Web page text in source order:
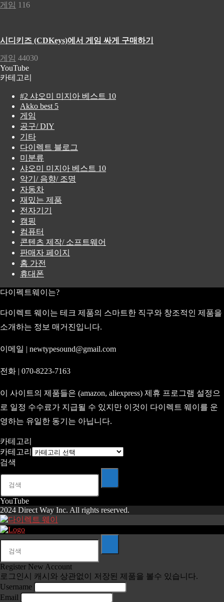
게임 116
시디키즈 (CDKeys)에서 게임 싸게 구매하기
게임 44030
YouTube
카테고리
#2 샤오미 미지아 베스트 10
Akko best 5
게임
공구/ DIY
기타
다이렉트 블로그
미분류
샤오미 미지아 베스트 10
악기/ 음향/ 조명
자동차
재밌는 제품
전자기기
캠핑
컴퓨터
콘텐츠 제작/ 소프트웨어
판매자 페이지
홈 가전
휴대폰
다이펙트웨이는?
다이렉트 웨이는 테크 제품의 스마트한 직구와 창조적인 제품을
소개하는 정보 매거진입니다.
이메일 | newtypesound@gmail.com
전화 | 070-8223-7163
이 사이트의 제품들은 (amazon, aliexpress) 제휴 프로그램 설정으
로 일정 수수료가 지급될 수 있지만 이것이 다이렉트 웨이를 운
영하는 유일한 동기는 아닙니다.
카테고리
카테고리
검색
YouTube
2024 Direct Way Inc. All rights reserved.
Register New Account
로그인시 캐시와 상관없이 저장된 제품을 볼수 있습니다.
Username
Email